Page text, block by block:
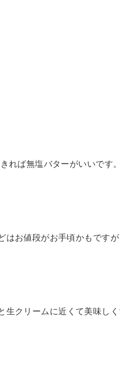
れば無塩バターがいいです。
はお値段がお手頃かもです
生クリームに近くて美味しく